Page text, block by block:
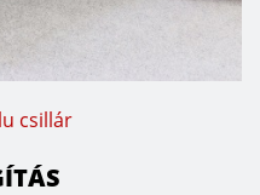
csillár